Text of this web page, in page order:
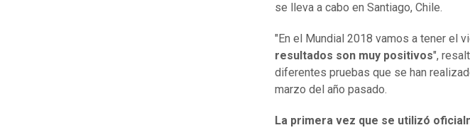
se lleva a cabo en Santiago, Chile.
"En el Mundial 2018 vamos a tener el
resultados son muy positivos",
diferentes pruebas que se han
marzo del año pasado.
La primera vez que se utilizó